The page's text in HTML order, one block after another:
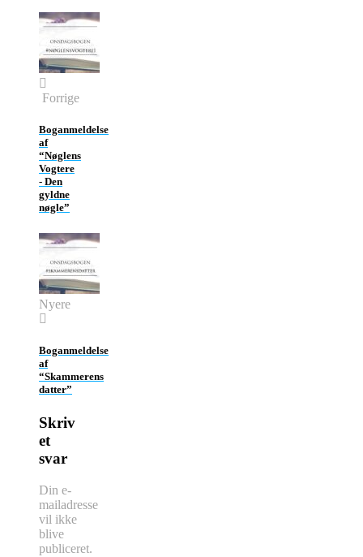
Forrige
Boganmeldelse
af
“Nøglens
Vogtere
- Den
gyldne
nøgle”
Nyere
Boganmeldelse
af
“Skammerens
datter”
Skriv
et
svar
Din e-
mailadresse
vil ikke
blive
publiceret.